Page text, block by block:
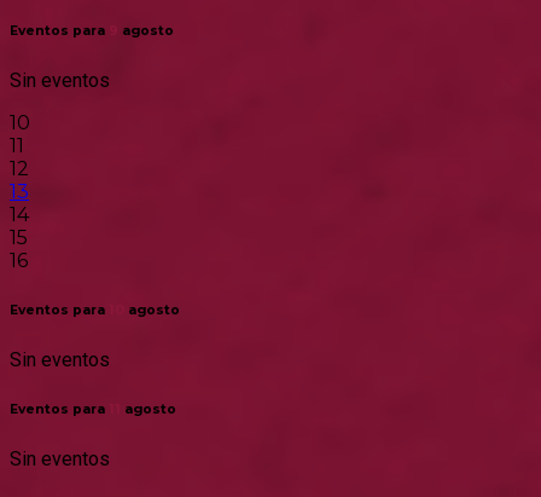
Eventos para agosto
Sin eventos
10
11
12
13
14
15
16
Eventos para agosto
Sin eventos
Eventos para agosto
Sin eventos